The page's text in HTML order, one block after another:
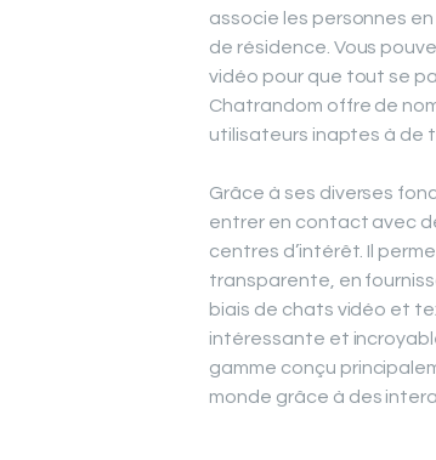
associe les personnes
de résidence. Vous
vidéo pour que tout se
Chatrandom offre de
utilisateurs inaptes à de
Grâce à ses diverses
entrer en contact avec
centres d’intérêt. Il
transparente, en
biais de chats vidéo et
intéressante et
gamme conçu
monde grâce à des